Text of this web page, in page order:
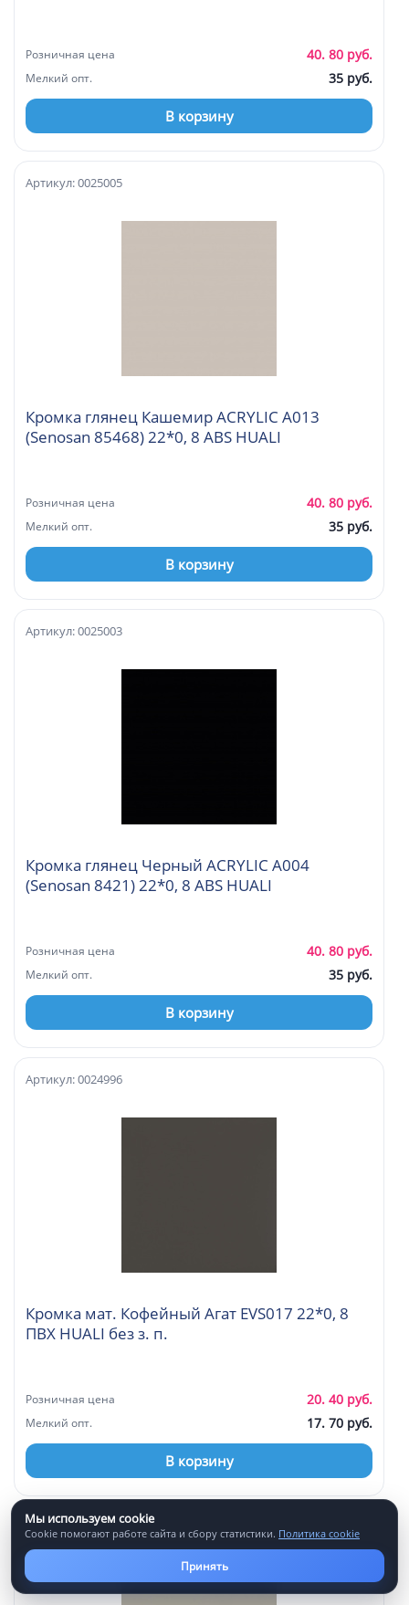
Розничная цена 40. 80 руб.
Мелкий опт. 35 руб.
В корзину
Кромка глянец Кашемир ACRYLIC А013
(Senosan 85468) 22*0, 8 ABS HUALI
Артикул: 0025005
Розничная цена 40. 80 руб.
Мелкий опт. 35 руб.
В корзину
Кромка глянец Черный ACRYLIC А004
(Senosan 8421) 22*0, 8 ABS HUALI
Артикул: 0025003
Розничная цена 40. 80 руб.
Мелкий опт. 35 руб.
В корзину
Кромка мат. Кофейный Агат EVS017 22*0, 8
ПВХ HUALI без з. п.
Артикул: 0024996
Розничная цена 20. 40 руб.
Мелкий опт. 17. 70 руб.
В корзину
Артикул: 0024995
Мы используем cookie
Cookie помогают работе сайта и сбору статистики. Политика cookie
Принять